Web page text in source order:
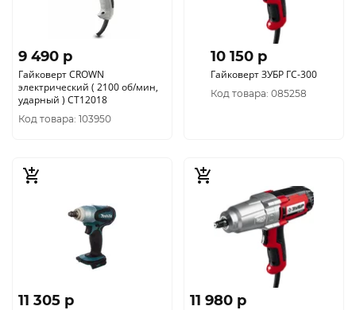
9 490 p
Гайковерт CROWN
электрический ( 2100 об/мин,
ударный ) CT12018
Код товара: 103950
10 150 p
Гайковерт ЗУБР ГС-300
Код товара: 085258
11 305 p 11 980 p